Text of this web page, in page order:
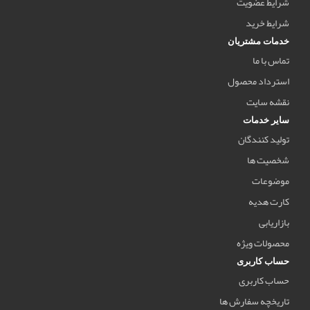
شرایط خرید
خدمات مشتریان
تماس با ما
استرداد محصول
نقشه سایت
سایر خدمات
تولید کنندگان
شخصیت ها
موضوعات
کارت هدیه
بازاریابی
محصولات ویژه
حساب کاربری
حساب کاربری
تاریخچه سفارش ها